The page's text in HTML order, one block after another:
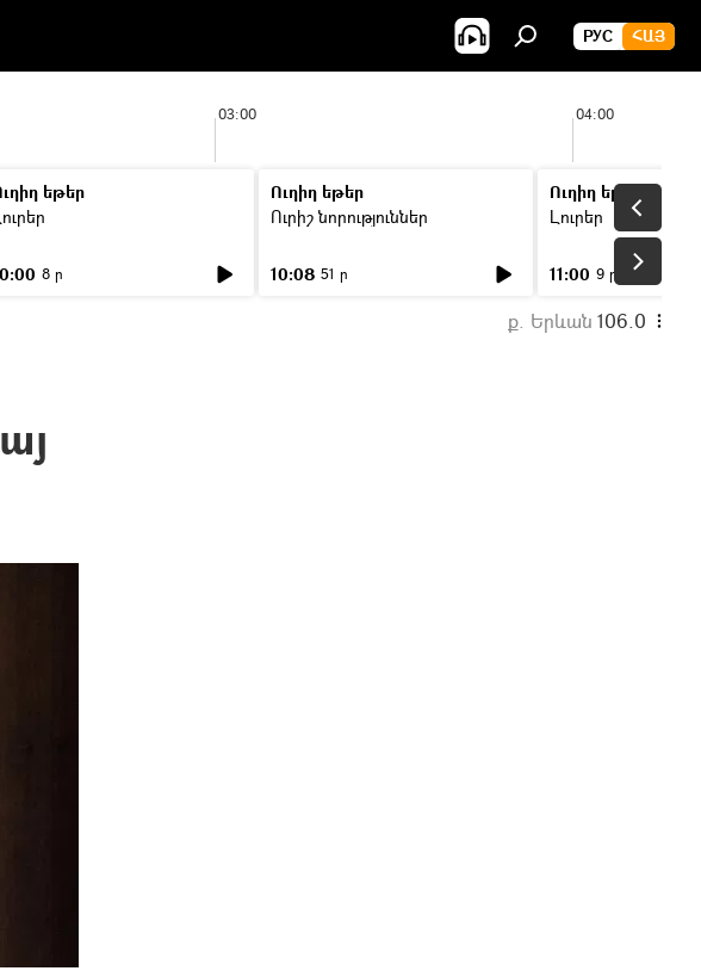
РУС ՀԱՅ
03:00 04:00
եթեր
8 ր
Ուղիղ եթեր
Ուրիշ նորություններ
10:08 51 ր
Ուղիղ եթեր
Լուրեր
11:00 9 ր
ք. Երևան 106.0